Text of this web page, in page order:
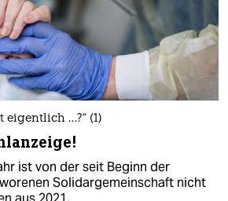
eigentlich …?“ (1)
ist von der seit Beginn der
Solidargemeinschaft nicht